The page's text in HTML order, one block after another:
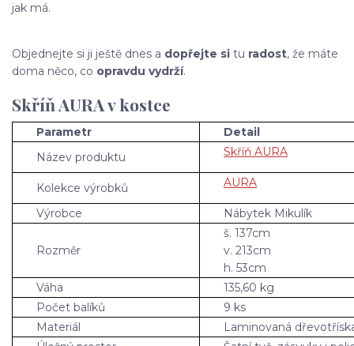
jak má.
Objednejte si ji ještě dnes a dopřejte si tu radost, že máte
doma něco, co opravdu vydrží.
Skříň AURA v kostce
Parametr
Detail
Název produktu
Skříň AURA
Kolekce výrobků AURA
Výrobce Nábytek Mikulík
Rozměr
š. 137cm
v. 213cm
h. 53cm
Váha
135,60 kg
Počet balíků
9 ks
Materiál
Laminovaná